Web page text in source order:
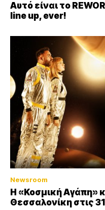
Αυτό είναι το
line up, ever!
Newsroom
Η «Κοσμική Αγάπη»
Θεσσαλονίκη στις